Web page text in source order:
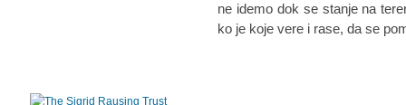
ne idemo dok se stanje na
ko je koje vere i rase, da se